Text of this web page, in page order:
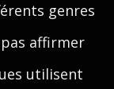
genres
affirmer
utilisent